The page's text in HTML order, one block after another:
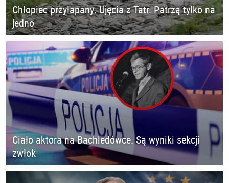
Chłopiec przyłapany. Ujęcia z Tatr. Patrzą tylko na
jedno
Ciało aktora na Bachledówce. Są wyniki sekcji
zwłok